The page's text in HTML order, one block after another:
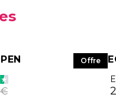
€ : 271,02 €.
: 203,27 €.
Offre
LED